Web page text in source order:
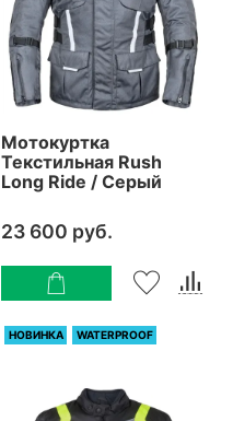
Мотокуртка
Текстильная Rush
Long Ride / Серый
23 600 руб.
НОВИНКА WATERPROOF